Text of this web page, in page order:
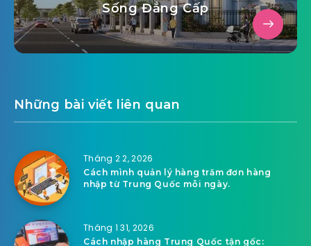
Sống Đẳng Cấp
Những bài viết liên quan
Tháng 2 2, 2026
Cách mình quản lý hàng trăm đơn hàng
nhập từ Trung Quốc mỗi ngày.
Tháng 1 31, 2026
Cách nhập hàng Trung Quốc tận gốc: